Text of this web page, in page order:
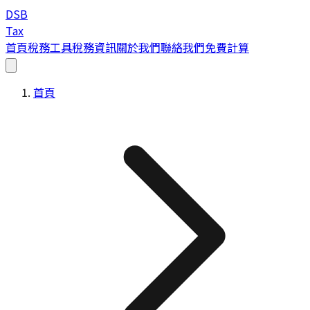
DSB
Tax
首頁稅務工具稅務資訊關於我們聯絡我們免費計算
首頁